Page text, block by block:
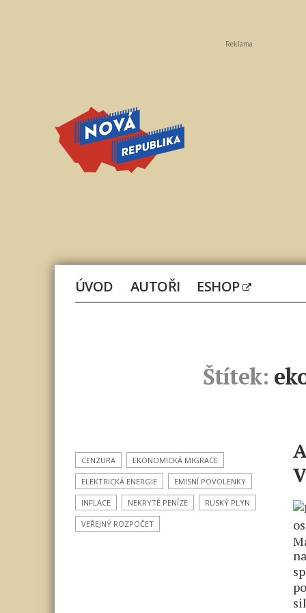
Reklama
ÚVOD AUTOŘI ESHOP
Štítek:
CENZURA EKONOMICKÁ MIGRACE
ELEKTRICKÁ ENERGIE EMISNÍ POVOLENKY
INFLACE NEKRYTÉ PENÍZE RUSKÝ PLYN
VEŘEJNÝ ROZPOČET